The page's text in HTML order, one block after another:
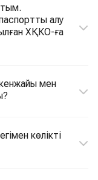
алу
ХҚКО-ға
мен
көлікті